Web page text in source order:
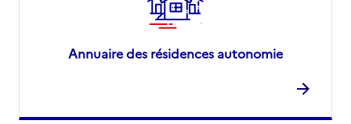
Annuaire des résidences autonomie